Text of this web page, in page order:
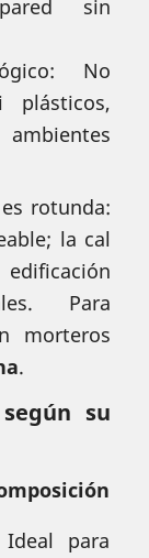
sin
No
rotunda:
la cal
Para
morteros
.
su
para